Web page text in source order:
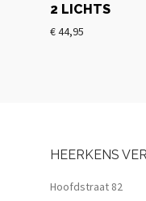
2 LICHTS
€44,95
HEERKENS
Hoofdstraat 82